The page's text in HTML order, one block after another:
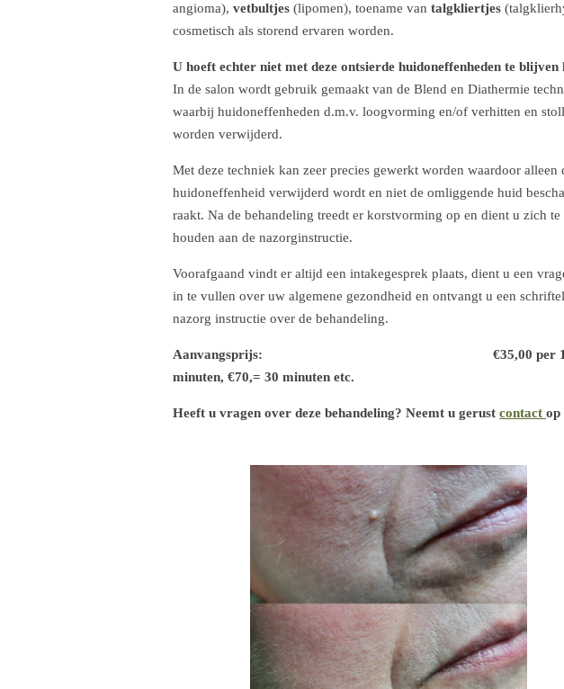
angioma), vetbultjes (lipomen), toename van talgkliertjes
cosmetisch als storend ervaren worden.
U hoeft echter niet met deze ontsierde huidoneffenheden te blijven
In de salon wordt gebruik gemaakt van de Blend en Diathermie
waarbij huidoneffenheden d.m.v. loogvorming en/of verhitten en
worden verwijderd.
Met deze techniek kan zeer precies gewerkt worden waardoor alleen
huidoneffenheid verwijderd wordt en niet de omliggende huid
raakt. Na de behandeling treedt er korstvorming op en dient u zich te
houden aan de nazorginstructie.
Voorafgaand vindt er altijd een intakegesprek plaats, dient u een
in te vullen over uw algemene gezondheid en ontvangt u een
nazorg instructie over de behandeling.
Aanvangsprijs: €35,00 per
minuten, €70,= 30 minuten etc.
Heeft u vragen over deze behandeling? Neemt u gerust contact op